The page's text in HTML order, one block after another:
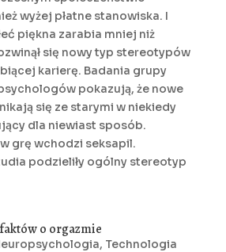
wyżej płatne stanowiska. I
piękna zarabia mniej niż
się nowy typ stereotypów
karierę. Badania grupy
pokazują, że nowe
się ze starymi w niekiedy
dla niewiast sposób.
grę wchodzi seksapil.
podzieliły ogólny stereotyp
o orgazmie
, Technologia